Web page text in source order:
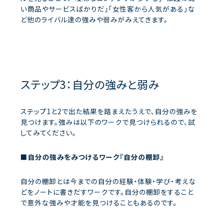
い商品やサービスばかりだ」「女性客から人気がある」な
ど他のライバル達の強みや弱みがみえてきます。
ステップ3：自分の強みと弱み
ステップ1と2で出た結果を踏まえたうえで、自分の強みを
見つけます。強みは以下のワークで見つけられるので、試
してみてください。
■自分の強みをみつけるワーク『自分の棚卸』
自分の棚卸とは今までの自分の経験・体験・学び・考えな
どをノートに書きだすワークです。自分の棚卸をすること
で意外な強みや才能を見つけることもあるのです。